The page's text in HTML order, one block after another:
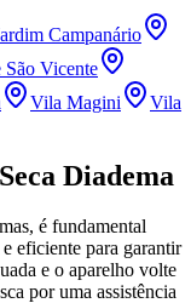
Campanário
São Vicente
Vila Magini
Vila
Diadema
é fundamental
eficiente para garantir
e o aparelho volte
por uma assistência